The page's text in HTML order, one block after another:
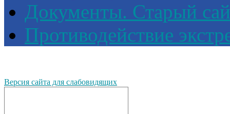
Документы. Старый
Противодействие
Версия сайта для слабовидящих